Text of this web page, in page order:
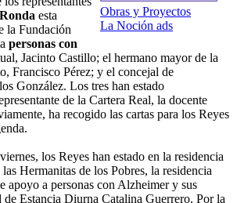
Obras y Proyectos
La Noción ads
Ronda esta
la Fundación
personas con
Jacinto Castillo; el hermano mayor de la
Francisco Pérez; y el concejal de
González. Los tres han estado
de la Cartera Real, la docente
ha recogido las cartas para los Reyes
los Reyes han estado en la residencia
Hermanitas de los Pobres, la residencia
apoyo a personas con Alzheimer y sus
Estancia Diurna Catalina Guerrero. Por la